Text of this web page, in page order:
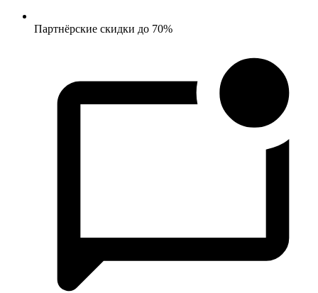
Партнёрские скидки до 70%